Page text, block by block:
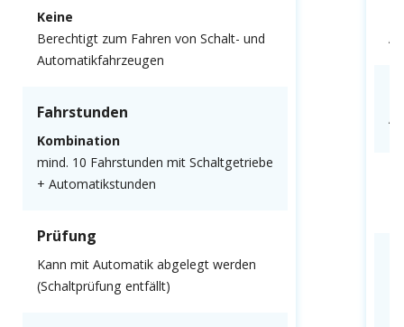
Keine
Berechtigt zum Fahren von Schalt- und
Automatikfahrzeugen
Fahrstunden
Kombination
mind. 10 Fahrstunden mit Schaltgetriebe
+ Automatikstunden
Prüfung
Kann mit Automatik abgelegt werden
(Schaltprüfung entfällt)